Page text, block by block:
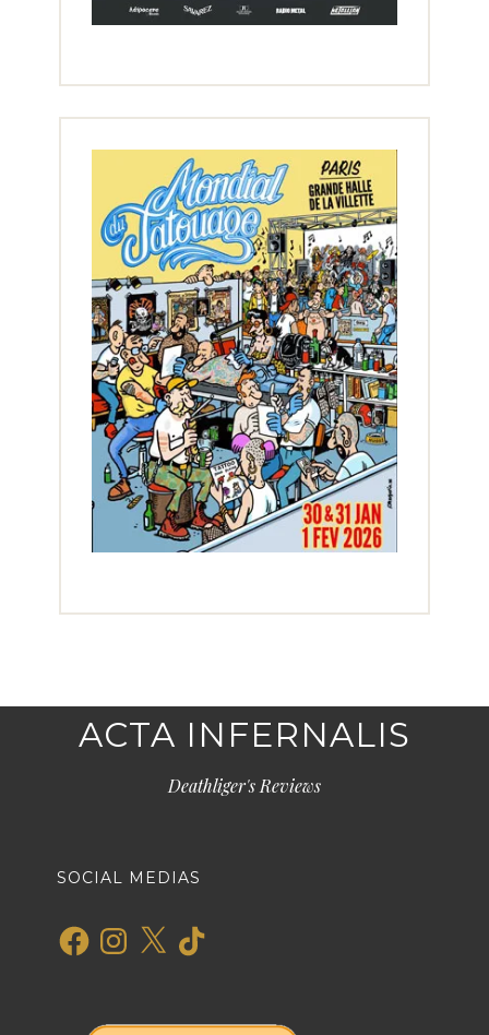
ACTA INFERNALIS
Deathliger's Reviews
SOCIAL MEDIAS
FacebookInstagram
X TikTok